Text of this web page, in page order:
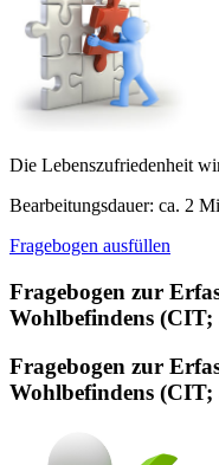
Die Lebenszufriedenheit
Bearbeitungsdauer: ca. 2
Fragebogen ausfüllen
Fragebogen zur
Wohlbefindens (CIT;
Fragebogen zur
Wohlbefindens (CIT;